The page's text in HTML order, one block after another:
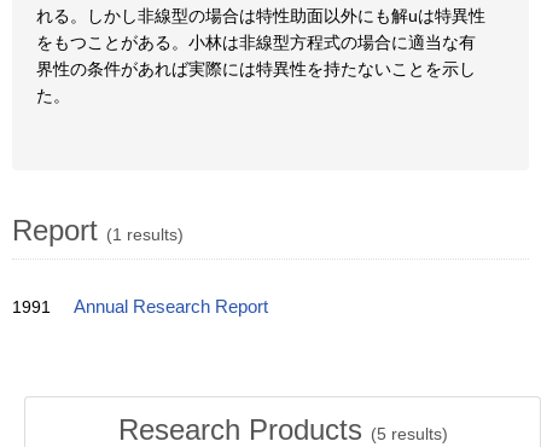
れる。しかし非線型の場合は特性助面以外にも解uは特異性
をもつことがある。小林は非線型方程式の場合に適当な有
界性の条件があれば実際には特異性を持たないことを示し
た。
Report (1 results)
1991 Annual Research Report
Research Products (5 results)